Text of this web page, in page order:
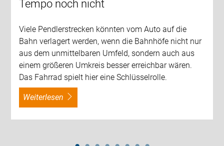
Tempo noch nicht
Viele Pendlerstrecken könnten vom Auto auf die
Bahn verlagert werden, wenn die Bahnhöfe nicht nur
aus dem unmittelbaren Umfeld, sondern auch aus
einem größeren Umkreis besser erreichbar wären.
Das Fahrrad spielt hier eine Schlüsselrolle.
weiterlesen